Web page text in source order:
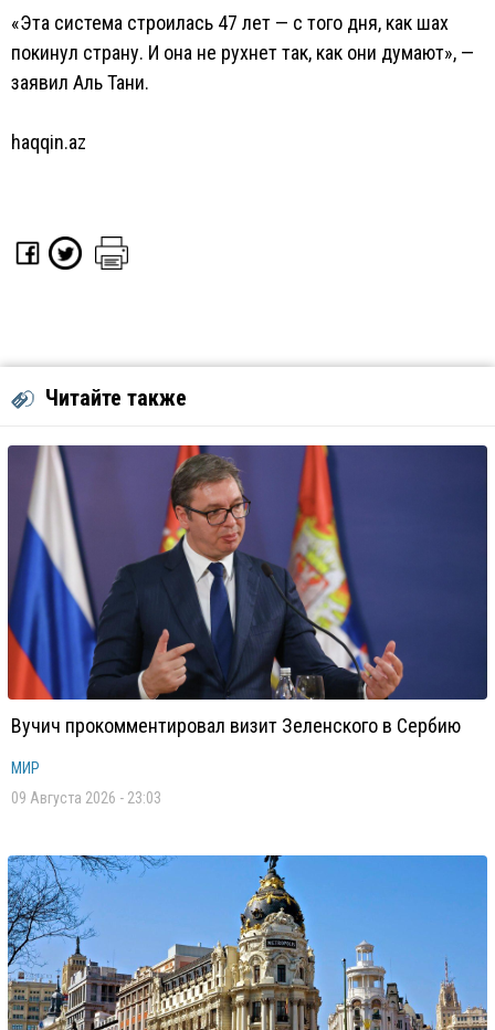
«Эта система строилась 47 лет — с того дня, как шах
покинул страну. И она не рухнет так, как они думают», —
заявил Аль Тани.
haqqin.az
Читайте также
Вучич прокомментировал визит Зеленского в Сербию
МИР
09 Августа 2026 - 23:03